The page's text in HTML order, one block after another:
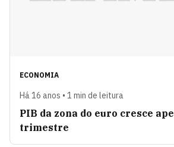
ECONOMIA
Há 16 anos • 1 min de leitura
PIB da zona do euro cresce
trimestre